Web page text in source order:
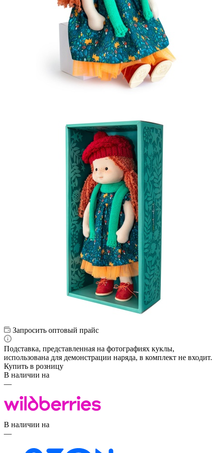
Запросить оптовый прайс
Подставка, представленная на фотографиях куклы,
использована для демонстрации наряда, в комплект не входит.
Купить в розницу
В наличии на
—
В наличии на
—